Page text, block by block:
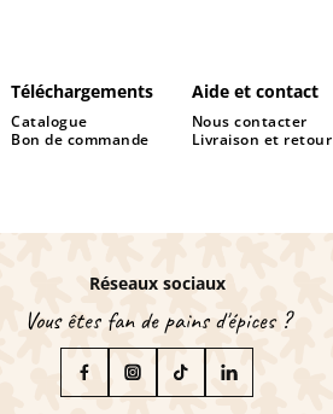
Téléchargements
Catalogue
Bon de commande
Aide et contact
Nous contacter
Livraison et retour
Réseaux sociaux
Vous êtes fan de pains d'épices ?